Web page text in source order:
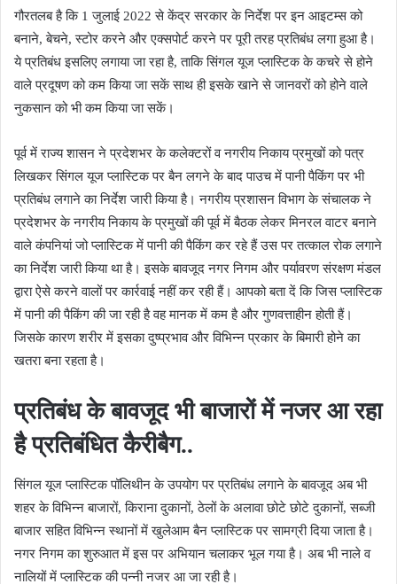
गौरतलब है कि 1 जुलाई 2022 से केंद्र सरकार के निर्देश पर इन आइटम्स को
बनाने, बेचने, स्टोर करने और एक्सपोर्ट करने पर पूरी तरह प्रतिबंध लगा हुआ है।
ये प्रतिबंध इसलिए लगाया जा रहा है, ताकि सिंगल यूज प्लास्टिक के कचरे से होने
वाले प्रदूषण को कम किया जा सकें साथ ही इसके खाने से जानवरों को होने वाले
नुकसान को भी कम किया जा सकें।
पूर्व में राज्य शासन ने प्रदेशभर के कलेक्टरों व नगरीय निकाय प्रमुखों को पत्र
लिखकर सिंगल यूज प्लास्टिक पर बैन लगने के बाद पाउच में पानी पैकिंग पर भी
प्रतिबंध लगाने का निर्देश जारी किया है। नगरीय प्रशासन विभाग के संचालक ने
प्रदेशभर के नगरीय निकाय के प्रमुखों की पूर्व में बैठक लेकर मिनरल वाटर बनाने
वाले कंपनियां जो प्लास्टिक में पानी की पैकिंग कर रहे हैं उस पर तत्काल रोक लगाने
का निर्देश जारी किया था है। इसके बावजूद नगर निगम और पर्यावरण संरक्षण मंडल
द्वारा ऐसे करने वालों पर कार्रवाई नहीं कर रही हैं। आपको बता दें कि जिस प्लास्टिक
में पानी की पैकिंग की जा रही है वह मानक में कम है और गुणवत्ताहीन होती हैं।
जिसके कारण शरीर में इसका दुष्प्रभाव और विभिन्न प्रकार के बिमारी होने का
खतरा बना रहता है।
प्रतिबंध के बावजूद भी बाजारों में नजर आ रहा
है प्रतिबंधित कैरीबैग..
सिंगल यूज प्लास्टिक पॉलिथीन के उपयोग पर प्रतिबंध लगाने के बावजूद अब भी
शहर के विभिन्न बाजारों, किराना दुकानों, ठेलों के अलावा छोटे छोटे दुकानों, सब्जी
बाजार सहित विभिन्न स्थानों में खुलेआम बैन प्लास्टिक पर सामग्री दिया जाता है।
नगर निगम का शुरुआत में इस पर अभियान चलाकर भूल गया है। अब भी नाले व
नालियों में प्लास्टिक की पन्नी नजर आ जा रही है।